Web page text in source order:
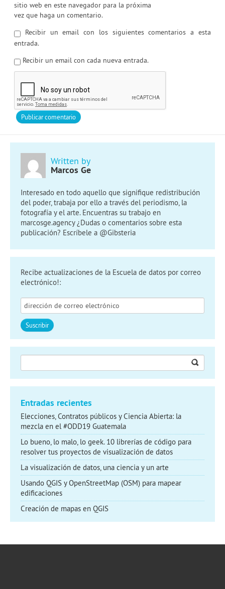
sitio web en este navegador para la próxima
vez que haga un comentario.
Recibir un email con los siguientes comentarios a esta
entrada.
Recibir un email con cada nueva entrada.
Written by
Marcos Ge
Interesado en todo aquello que signifique redistribución
del poder, trabaja por ello a través del periodismo, la
fotografía y el arte. Encuentras su trabajo en
marcosge.agency ¿Dudas o comentarios sobre esta
publicación? Escríbele a @Gibsteria
Recibe actualizaciones de la Escuela de datos por correo
electrónico!:
Entradas recientes
Elecciones, Contratos públicos y Ciencia Abierta: la
mezcla en el #ODD19 Guatemala
Lo bueno, lo malo, lo geek. 10 librerías de código para
resolver tus proyectos de visualización de datos
La visualización de datos, una ciencia y un arte
Usando QGIS y OpenStreetMap (OSM) para mapear
edificaciones
Creación de mapas en QGIS